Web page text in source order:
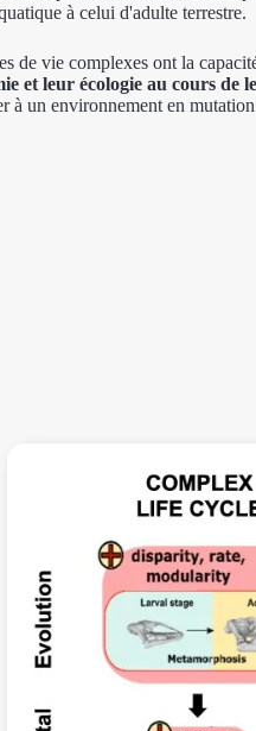
à celui d'adulte terrestre.
de vie complexes ont la
et leur écologie au cours de
à un environnement en